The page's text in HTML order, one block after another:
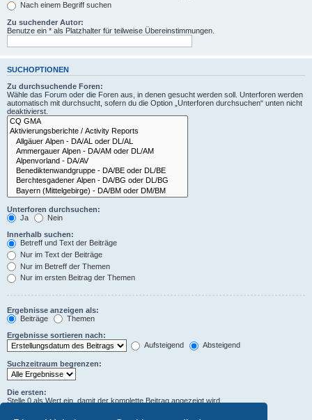
Nach einem Begriff suchen
Zu suchender Autor:
Benutze ein * als Platzhalter für teilweise Übereinstimmungen.
SUCHOPTIONEN
Zu durchsuchende Foren:
Wähle das Forum oder die Foren aus, in denen gesucht werden soll. Unterforen werden
automatisch mit durchsucht, sofern du die Option „Unterforen durchsuchen“ unten nicht
deaktivierst.
Unterforen durchsuchen:
Ja
Nein
Innerhalb suchen:
Betreff und Text der Beiträge
Nur im Text der Beiträge
Nur im Betreff der Themen
Nur im ersten Beitrag der Themen
Ergebnisse anzeigen als:
Beiträge
Themen
Ergebnisse sortieren nach:
Aufsteigend
Absteigend
Suchzeitraum begrenzen:
Die ersten:
Stelle 0 als Wert ein, damit der komplette Beitrag angezeigt wird.